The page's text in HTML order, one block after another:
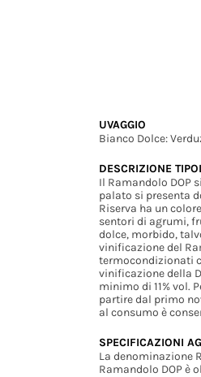
UVAGGIO
Bianco Dolce:
DESCRIZIONE
Il Ramandolo DOP
palato si presenta
Riserva ha un
sentori di agrumi,
dolce, morbido,
vinificazione del
termocondizionati
vinificazione della
minimo di 11% vol.
partire dal primo
al consumo è
SPECIFICAZIONI
La denominazione
Ramandolo DOP è